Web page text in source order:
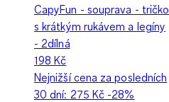
CapyFun - souprava - tričko
s krátkým rukávem a legíny
- 2dílná
198 Kč
Nejnižší cena za posledních
30 dní: 275 Kč -28%